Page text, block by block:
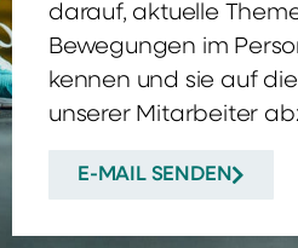
darauf, aktuelle
Bewegungen im
kennen und sie auf
unserer Mitarbeiter
E-MAIL SENDEN